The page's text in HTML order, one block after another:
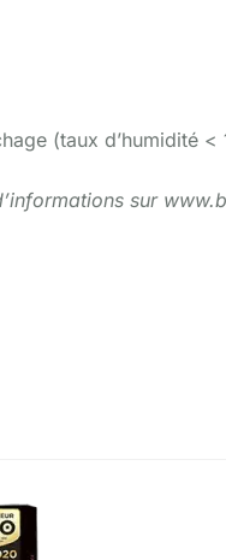
(taux d’humidité
sur